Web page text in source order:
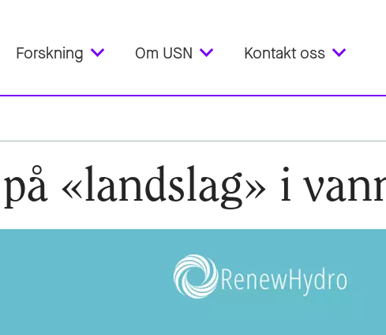
Forskning Om USN Kontakt oss
«landslag» i